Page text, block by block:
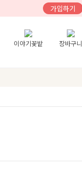
가입하기
이야기꽃밭 장바구니